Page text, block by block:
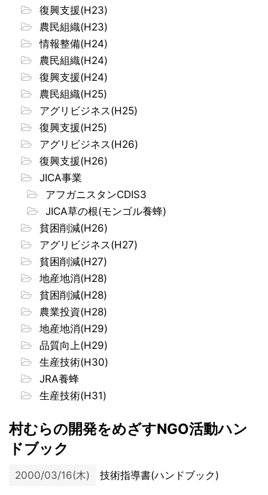
復興支援(H23)
農民組織(H23)
情報整備(H24)
農民組織(H24)
復興支援(H24)
農民組織(H25)
アグリビジネス(H25)
復興支援(H25)
アグリビジネス(H26)
復興支援(H26)
JICA事業
アフガニスタンCDIS3
JICA草の根(モンゴル養蜂)
貧困削減(H26)
アグリビジネス(H27)
貧困削減(H27)
地産地消(H28)
貧困削減(H28)
農業投資(H28)
地産地消(H29)
品質向上(H29)
生産技術(H30)
JRA養蜂
生産技術(H31)
村むらの開発をめざすNGO活動ハン
ドブック
2000/03/16(木) 技術指導書(ハンドブック)